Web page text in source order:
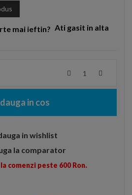
Ati gasit in alta
in cos
in wishlist
la comparator
comenzi peste 600 Ron.